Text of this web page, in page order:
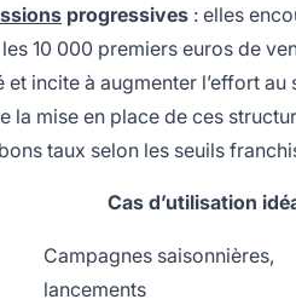
progressives : elles
10 000 premiers euros de
incite à augmenter l’effort
la mise en place de ces
taux selon les seuils
Cas d’utilisation
Campagnes saisonnières,
lancements